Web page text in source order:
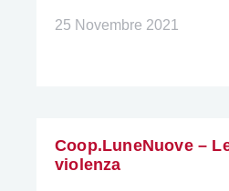
25 Novembre 2021
Coop.LuneNuove –
violenza